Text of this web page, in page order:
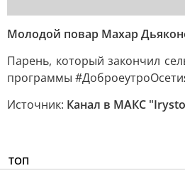
Молодой повар Махар
Парень, который закончил
программы
Источник: Канал в МАКС
ТОП